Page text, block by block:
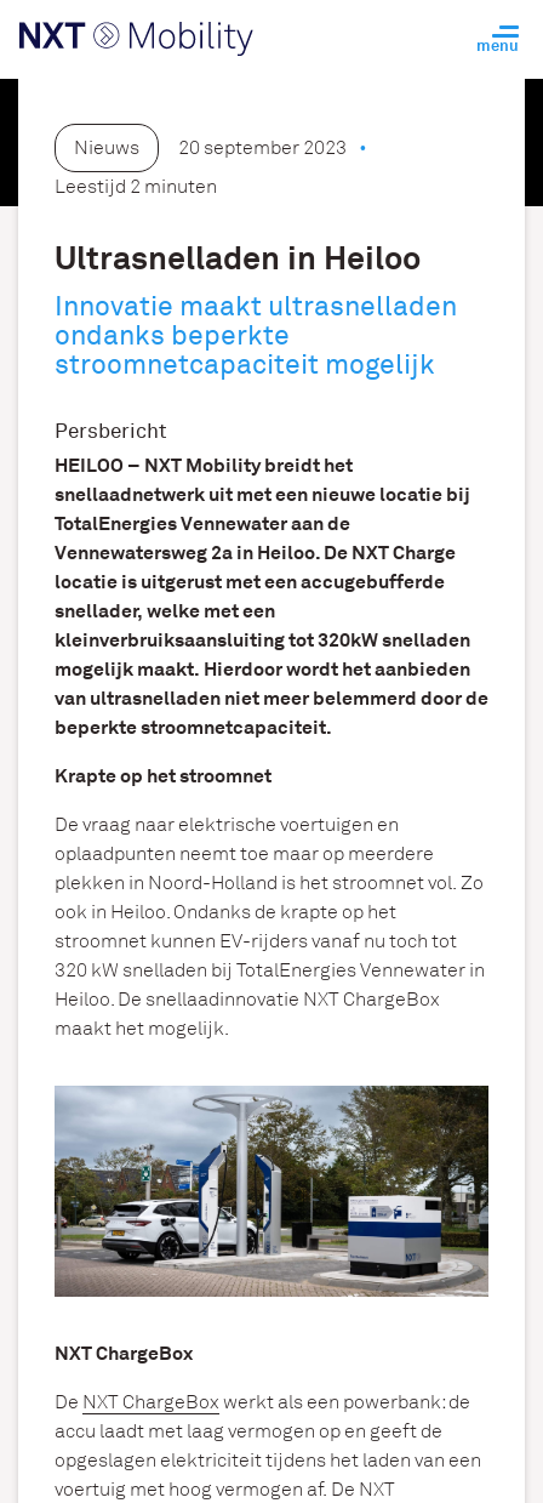
Nieuws
20 september 2023
Leestijd 2 minuten
Ultrasnelladen in Heiloo
Innovatie maakt ultrasnelladen
ondanks beperkte
stroomnetcapaciteit mogelijk
Persbericht
HEILOO – NXT Mobility breidt het
snellaadnetwerk uit met een nieuwe locatie bij
TotalEnergies Vennewater aan de
Vennewatersweg 2a in Heiloo. De NXT Charge
locatie is uitgerust met een accugebufferde
snellader, welke met een
kleinverbruiksaansluiting tot 320kW snelladen
mogelijk maakt. Hierdoor wordt het aanbieden
van ultrasnelladen niet meer belemmerd door de
beperkte stroomnetcapaciteit.
Krapte op het stroomnet
De vraag naar elektrische voertuigen en
oplaadpunten neemt toe maar op meerdere
plekken in Noord-Holland is het stroomnet vol. Zo
ook in Heiloo. Ondanks de krapte op het
stroomnet kunnen EV-rijders vanaf nu toch tot
320 kW snelladen bij TotalEnergies Vennewater in
Heiloo. De snellaadinnovatie NXT ChargeBox
maakt het mogelijk.
NXT ChargeBox
De NXT ChargeBox werkt als een powerbank: de
accu laadt met laag vermogen op en geeft de
opgeslagen elektriciteit tijdens het laden van een
voertuig met hoog vermogen af. De NXT